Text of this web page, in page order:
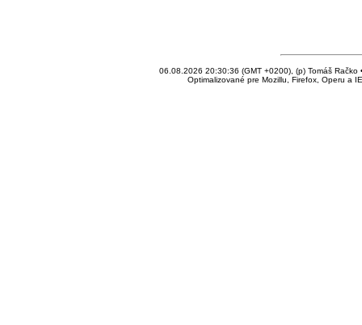
06.08.2026 20:30:36 (GMT +0200), (p) Tomáš Račko
Optimalizované pre Mozillu, Firefox, Operu a